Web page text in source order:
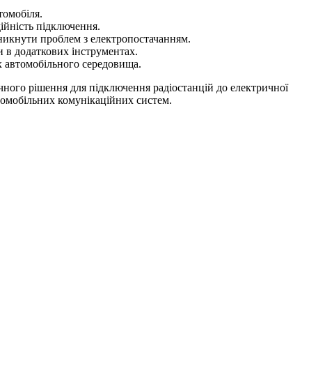
підключення.
проблем з електропостачанням.
додаткових інструментах.
автомобільного середовища.
рішення для підключення радіостанцій до електричної
комунікаційних систем.